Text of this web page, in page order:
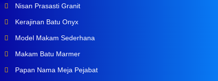
Nisan Prasasti Granit
Kerajinan Batu Onyx
Model Makam Sederhana
Makam Batu Marmer
Papan Nama Meja Pejabat